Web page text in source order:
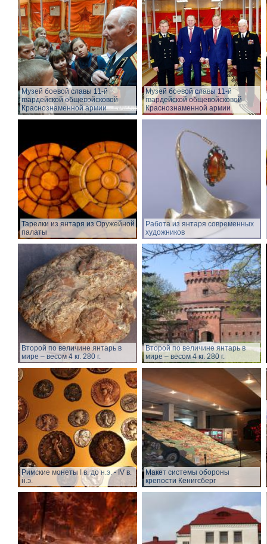
Музей боевой славы 11-й
гвардейской общевойсковой
Краснознаменной армии
Музей боевой славы 11-й
гвардейской общевойсковой
Краснознаменной армии
Тарелки из янтаря из Оружейной
палаты
Работа из янтаря современных
художников
Второй по величине янтарь в
мире – весом 4 кг. 280 г.
Второй по величине янтарь в
мире – весом 4 кг. 280 г.
Римские монеты I в. до н.э. - IV в.
н.э.
Макет системы обороны
крепости Кенигсберг